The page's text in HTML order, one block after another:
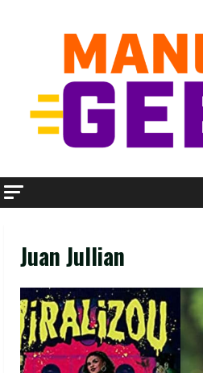
Juan Jullian